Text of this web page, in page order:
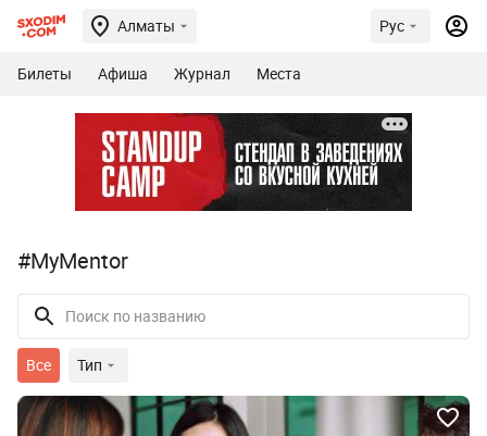
Алматы Рус
Билеты Афиша Журнал Места
#MyMentor
Все Тип